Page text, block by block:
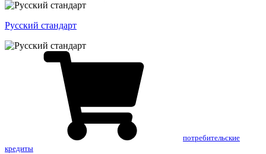
Русский стандарт
потребительские
кредиты